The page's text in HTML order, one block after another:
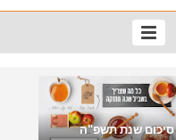
סיכום שנת תשפ"ה